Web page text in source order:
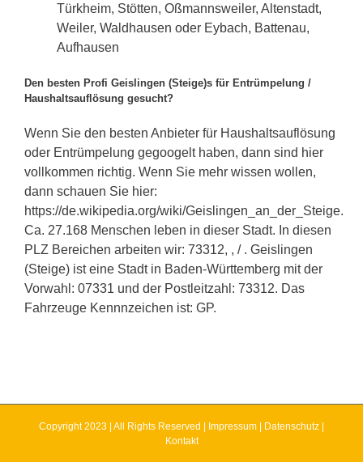
Türkheim, Stötten, Oßmannsweiler, Altenstadt,
Weiler, Waldhausen oder Eybach, Battenau,
Aufhausen
Den besten Profi Geislingen (Steige)s für Entrümpelung /
Haushaltsauflösung gesucht?
Wenn Sie den besten Anbieter für Haushaltsauflösung
oder Entrümpelung gegoogelt haben, dann sind hier
vollkommen richtig. Wenn Sie mehr wissen wollen,
dann schauen Sie hier:
https://de.wikipedia.org/wiki/Geislingen_an_der_Steige.
Ca. 27.168 Menschen leben in dieser Stadt. In diesen
PLZ Bereichen arbeiten wir: 73312, , / . Geislingen
(Steige) ist eine Stadt in Baden-Württemberg mit der
Vorwahl: 07331 und der Postleitzahl: 73312. Das
Fahrzeuge Kennnzeichen ist: GP.
Copyright 2023 | All Rights Reserved | Impressum Datenschutz
Kontakt